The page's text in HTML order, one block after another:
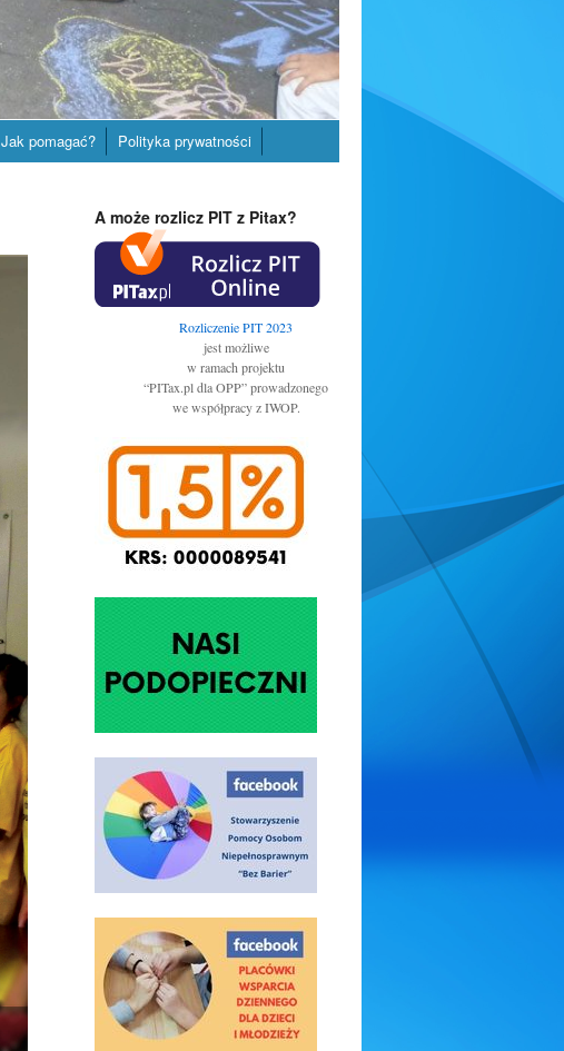
Jak pomagać? Polityka prywatności
A może rozlicz PIT z Pitax?
Rozliczenie PIT 2023
jest możliwe
w ramach projektu
“PITax.pl dla OPP” prowadzonego
we współpracy z IWOP.